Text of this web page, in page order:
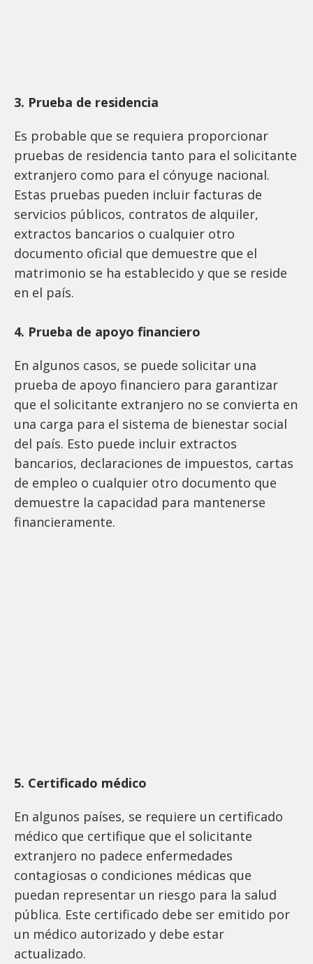
3. Prueba de residencia
Es probable que se requiera proporcionar
pruebas de residencia tanto para el solicitante
extranjero como para el cónyuge nacional.
Estas pruebas pueden incluir facturas de
servicios públicos, contratos de alquiler,
extractos bancarios o cualquier otro
documento oficial que demuestre que el
matrimonio se ha establecido y que se reside
en el país.
4. Prueba de apoyo financiero
En algunos casos, se puede solicitar una
prueba de apoyo financiero para garantizar
que el solicitante extranjero no se convierta en
una carga para el sistema de bienestar social
del país. Esto puede incluir extractos
bancarios, declaraciones de impuestos, cartas
de empleo o cualquier otro documento que
demuestre la capacidad para mantenerse
financieramente.
5. Certificado médico
En algunos países, se requiere un certificado
médico que certifique que el solicitante
extranjero no padece enfermedades
contagiosas o condiciones médicas que
puedan representar un riesgo para la salud
pública. Este certificado debe ser emitido por
un médico autorizado y debe estar
actualizado.